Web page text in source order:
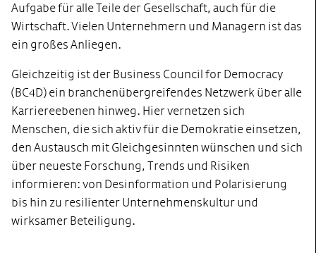
Aufgabe für alle Teile der Gesellschaft, auch für die
Wirtschaft. Vielen Unternehmern und Managern ist das
ein großes Anliegen.
Gleichzeitig ist der Business Council for Democracy
(BC4D) ein branchenübergreifendes Netzwerk über alle
Karriereebenen hinweg. Hier vernetzen sich
Menschen, die sich aktiv für die Demokratie einsetzen,
den Austausch mit Gleichgesinnten wünschen und sich
über neueste Forschung, Trends und Risiken
informieren: von Desinformation und Polarisierung
bis hin zu resilienter Unternehmenskultur und
wirksamer Beteiligung.